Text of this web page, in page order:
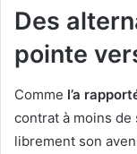
Des
pointe
Comme l’a
contrat à moins
librement son